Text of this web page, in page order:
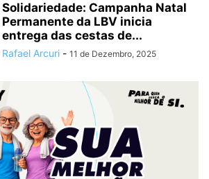
Solidariedade: Campanha Natal
Permanente da LBV inicia
entrega das cestas de...
Rafael Arcuri - 11 de Dezembro, 2025